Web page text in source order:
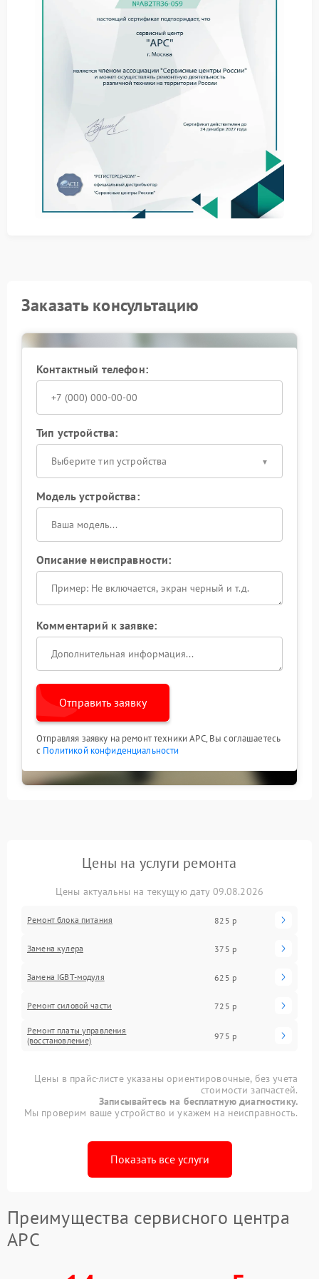
Перед обращением в сервис стоит оценить базовые
моменты и исключить простые причины.
проверить кабель и розетку;
перезапустить ИБП;
убедиться в отсутствии перегрузки;
оценить состояние аккумулятора.
При сохранении проблемы требуется ремонт APC,
ситуацию полностью.
накопление энергии.
Обращение в сервисный центр APC дает
возможность устранить неисправность с учетом
Заказать консультацию
Контактный телефон:
Тип устройства:
Выберите тип устройства
Модель устройства:
Описание неисправности:
Комментарий к заявке:
Отправить заявку
Отправляя заявку на ремонт техники APC, Вы соглашаетесь
с Политикой конфиденциальности
Цены на услуги ремонта
Цены актуальны на текущую дату 09.08.2026
Ремонт блока питания 825 р
Замена кулера 375 р
Замена IGBT-модуля 625 р
Ремонт силовой части 725 р
Ремонт платы управления
(восстановление)
975 р
Цены в прайс-листе указаны ориентировочные, без учета
стоимости запчастей.
Записывайтесь на бесплатную диагностику.
Мы проверим ваше устройство и укажем на неисправность.
Показать все услуги
Преимущества сервисного центра
APC